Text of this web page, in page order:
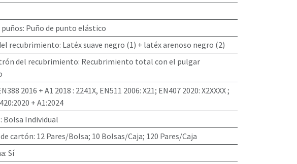
: Puño de punto elástico
recubrimiento: Latéx suave negro (1) + latéx arenoso negro (2)
del recubrimiento: Recubrimiento total con el pulgar
2016 + A1 2018 : 2241X, EN511 2006: X21; EN407 2020: X2XXXX ;
+ A1:2024
: Bolsa Individual
cartón: 12 Pares/Bolsa; 10 Bolsas/Caja; 120 Pares/Caja
: Sí